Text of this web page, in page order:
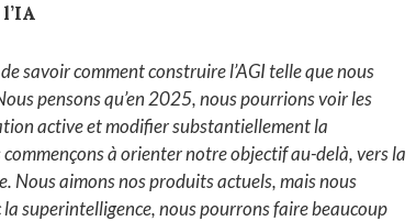
savoir comment construire l’AGI telle que nous
pensons qu’en 2025, nous pourrions voir les
active et modifier substantiellement la
à orienter notre objectif au-delà, vers la
Nous aimons nos produits actuels, mais nous
superintelligence, nous pourrons faire beaucoup